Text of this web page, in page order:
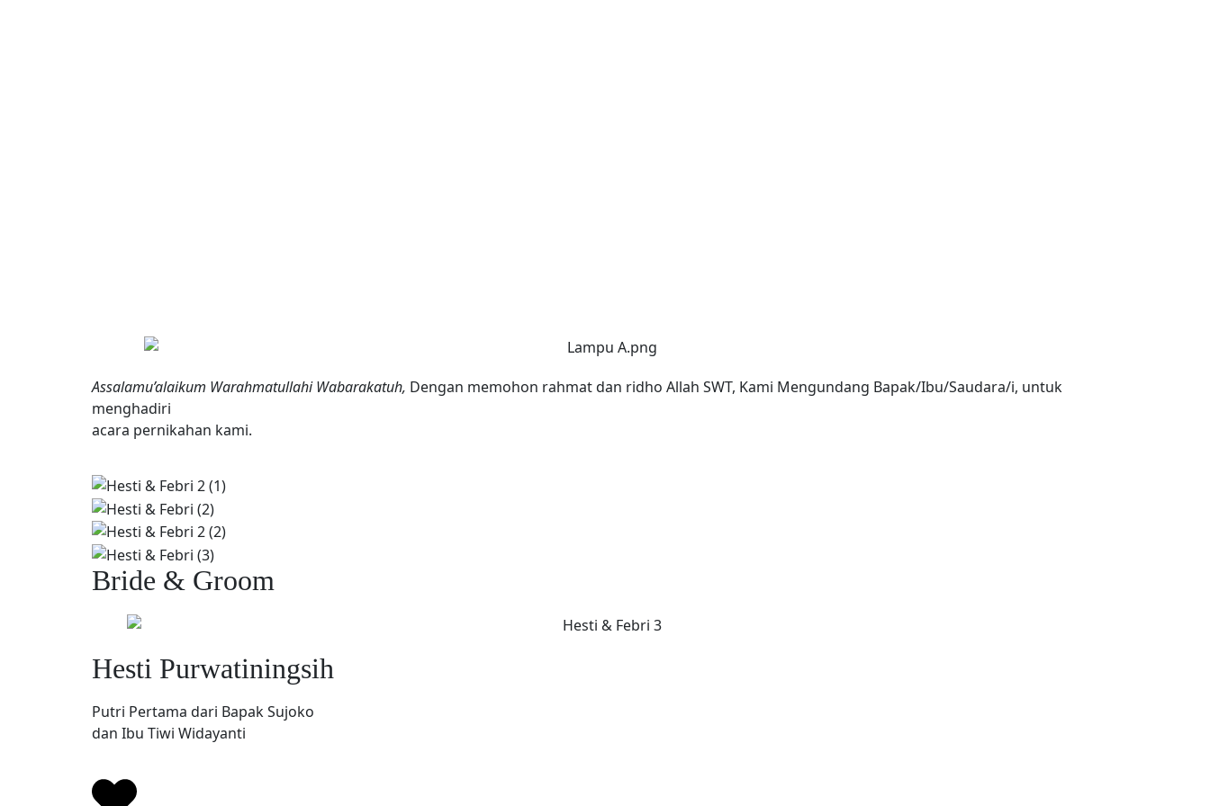
Assalamu’alaikum Warahmatullahi Wabarakatuh, Dengan memohon rahmat dan ridho Allah SWT, Kami Mengundang Bapak/Ibu/Saudara/i, untuk
menghadiri
acara pernikahan kami.
Bride & Groom
Hesti Purwatiningsih
Putri Pertama dari Bapak Sujoko
dan Ibu Tiwi Widayanti